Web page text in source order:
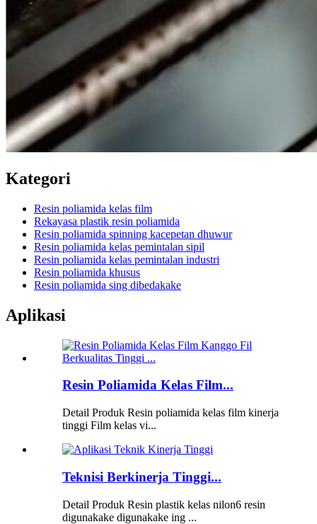
Kategori
Resin poliamida kelas film
Rekayasa plastik resin poliamida
Resin poliamida spinning kacepetan dhuwur
Resin poliamida kelas pemintalan sipil
Resin poliamida kelas pemintalan industri
Resin poliamida khusus
Resin poliamida sing dibedakake
Aplikasi
Resin Poliamida Kelas Film...
Detail Produk Resin poliamida kelas film kinerja
tinggi Film kelas vi...
Teknisi Berkinerja Tinggi...
Detail Produk Resin plastik kelas nilon6 resin
digunakake digunakake ing ...